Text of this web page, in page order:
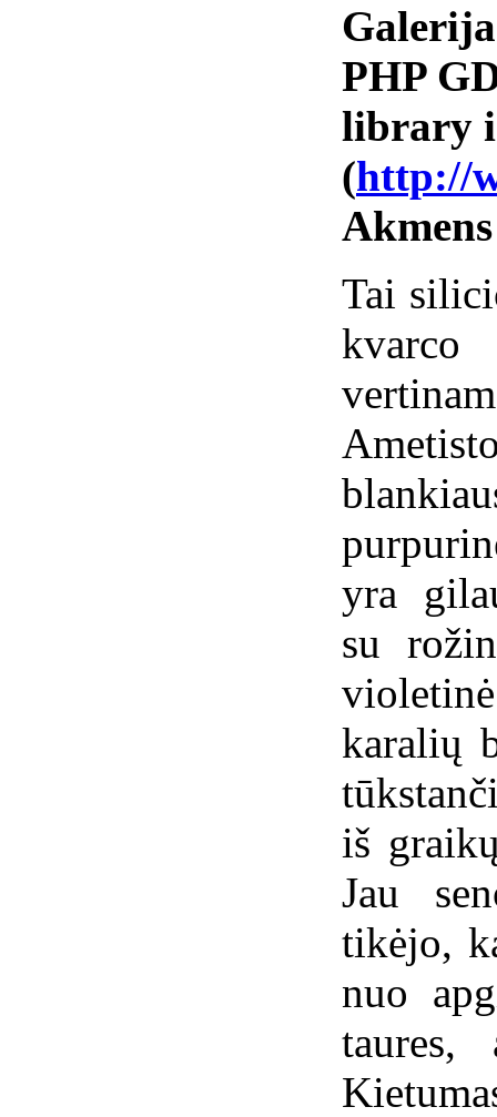
Galerija
PHP
library
(http://
Tai
yra
su
karalių
iš
Jau
tikėjo,
nuo
taures,